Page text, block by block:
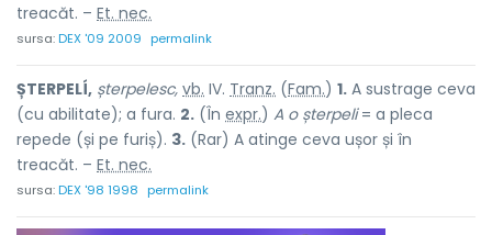
treacăt. – Et. nec.
sursa:DEX '09 2009 permalink
ȘTERPELÍ, șterpelesc, vb. IV. Tranz. (Fam.) 1. A sustrage ceva
(cu abilitate); a fura. 2. (În expr.) A o șterpeli= a pleca
repede (și pe furiș). 3. (Rar) A atinge ceva ușor și în
treacăt. – Et. nec.
sursa:DEX '98 1998 permalink